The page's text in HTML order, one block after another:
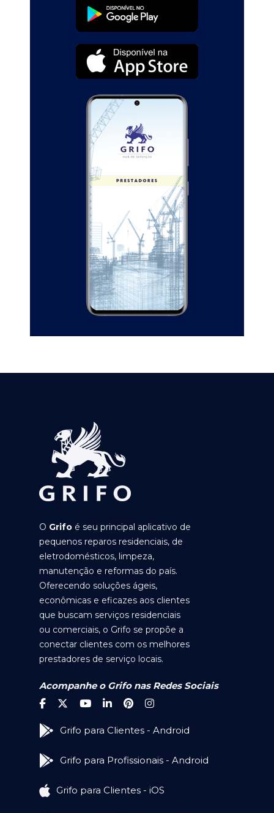
O Grifo é seu principal aplicativo de
pequenos reparos residenciais, de
eletrodomésticos, limpeza,
manutenção e reformas do país.
Oferecendo soluções ágeis,
econômicas e eficazes aos clientes
que buscam serviços residenciais
ou comerciais, o Grifo se propõe a
conectar clientes com os melhores
prestadores de serviço locais.
Acompanhe o Grifo nas Redes Sociais
Grifo para Clientes - Android
Grifo para Profissionais - Android
Grifo para Clientes - iOS